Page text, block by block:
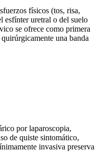
físicos (tos, risa,
esfínter uretral o del suelo
se ofrece como primera
una banda
por laparoscopia,
de quiste sintomático,
invasiva preserva